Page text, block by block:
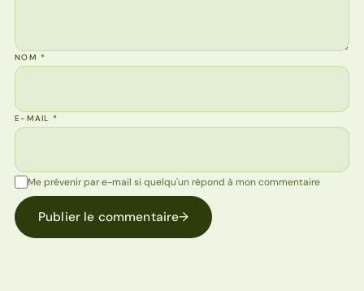
NOM*
E-MAIL*
Me prévenir par e-mail si quelqu'un répond à mon commentaire
Publier le commentaire→